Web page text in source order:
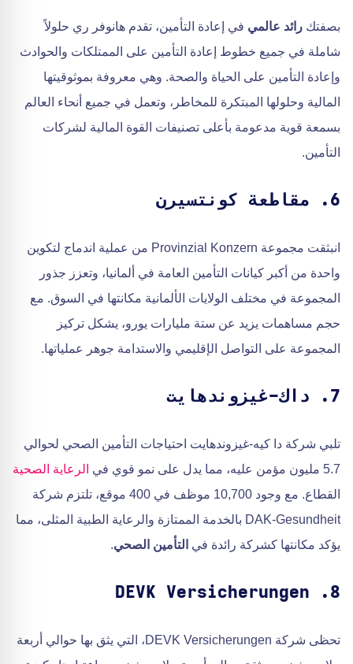
بصفتك رائد عالمي في إعادة التأمين، تقدم هانوفر ري حلولاً
شاملة في جميع خطوط إعادة التأمين على الممتلكات والحوادث
وإعادة التأمين على الحياة والصحة. وهي معروفة بموثوقيتها
المالية وحلولها المبتكرة للمخاطر، وتعمل في جميع أنحاء العالم
بسمعة قوية مدعومة بأعلى تصنيفات القوة المالية لشركات
التأمين.
6. مقاطعة كونتسيرن
انبثقت مجموعة Provinzial Konzern من عملية اندماج لتكوين
واحدة من أكبر كيانات التأمين العامة في ألمانيا، وتعزز جذور
المجموعة في مختلف الولايات الألمانية مكانتها في السوق. مع
حجم مساهمات يزيد عن ستة مليارات يورو، يشكل تركيز
المجموعة على التواصل الإقليمي والاستدامة جوهر عملياتها.
7. داك-غيزوندهايت
تلبي شركة دا كيه-غيزوندهايت احتياجات التأمين الصحي لحوالي
5.7 مليون مؤمن عليه، مما يدل على نمو قوي في
الرعاية الصحية
القطاع. مع وجود 10,700 موظف في 400 موقع، تلتزم شركة
DAK-Gesundheit بالخدمة الممتازة والرعاية الطبية المثلى، مما
يؤكد مكانتها كشركة رائدة في التأمين الصحي.
8. DEVK Versicherungen
تحظى شركة DEVK Versicherungen، التي يثق بها حوالي أربعة